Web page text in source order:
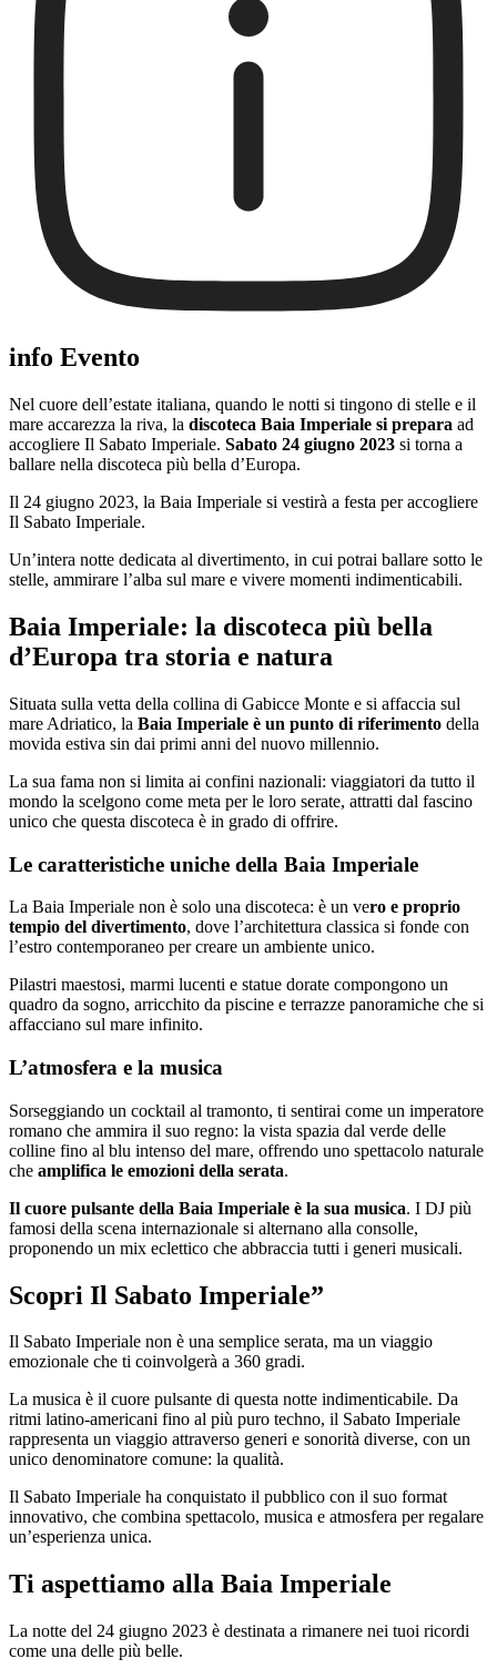
info Evento
Nel cuore dell’estate italiana, quando le notti si tingono di stelle e il
mare accarezza la riva, la discoteca Baia Imperiale si prepara ad
accogliere Il Sabato Imperiale. Sabato 24 giugno 2023 si torna a
ballare nella discoteca più bella d’Europa.
Il 24 giugno 2023, la Baia Imperiale si vestirà a festa per accogliere
Il Sabato Imperiale.
Un’intera notte dedicata al divertimento, in cui potrai ballare sotto le
stelle, ammirare l’alba sul mare e vivere momenti indimenticabili.
Baia Imperiale: la discoteca più bella
d’Europa tra storia e natura
Situata sulla vetta della collina di Gabicce Monte e si affaccia sul
mare Adriatico, la Baia Imperiale è un punto di riferimento della
movida estiva sin dai primi anni del nuovo millennio.
La sua fama non si limita ai confini nazionali: viaggiatori da tutto il
mondo la scelgono come meta per le loro serate, attratti dal fascino
unico che questa discoteca è in grado di offrire.
Le caratteristiche uniche della Baia Imperiale
La Baia Imperiale non è solo una discoteca: è un vero e proprio
tempio del divertimento, dove l’architettura classica si fonde con
l’estro contemporaneo per creare un ambiente unico.
Pilastri maestosi, marmi lucenti e statue dorate compongono un
quadro da sogno, arricchito da piscine e terrazze panoramiche che si
affacciano sul mare infinito.
L’atmosfera e la musica
Sorseggiando un cocktail al tramonto, ti sentirai come un imperatore
romano che ammira il suo regno: la vista spazia dal verde delle
colline fino al blu intenso del mare, offrendo uno spettacolo naturale
che amplifica le emozioni della serata.
Il cuore pulsante della Baia Imperiale è la sua musica. I DJ più
famosi della scena internazionale si alternano alla consolle,
proponendo un mix eclettico che abbraccia tutti i generi musicali.
Scopri Il Sabato Imperiale”
Il Sabato Imperiale non è una semplice serata, ma un viaggio
emozionale che ti coinvolgerà a 360 gradi.
La musica è il cuore pulsante di questa notte indimenticabile. Da
ritmi latino-americani fino al più puro techno, il Sabato Imperiale
rappresenta un viaggio attraverso generi e sonorità diverse, con un
unico denominatore comune: la qualità.
Il Sabato Imperiale ha conquistato il pubblico con il suo format
innovativo, che combina spettacolo, musica e atmosfera per regalare
un’esperienza unica.
Ti aspettiamo alla Baia Imperiale
La notte del 24 giugno 2023 è destinata a rimanere nei tuoi ricordi
come una delle più belle.